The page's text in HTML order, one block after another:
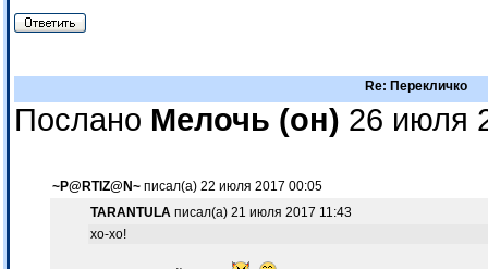
Re: Перекличко
Послано Мелочь (он) 26 июля
~P@RTIZ@N~ писал(а) 22 июля 2017 00:05
TARANTULA писал(а) 21 июля 2017 11:43
хо-хо!